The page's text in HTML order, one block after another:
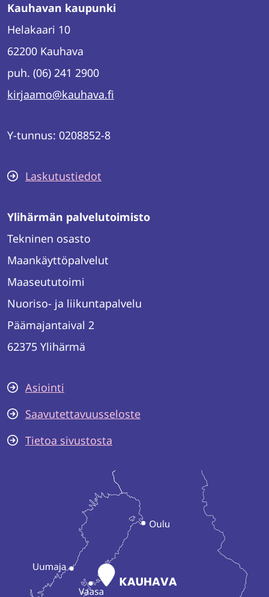
Kauhavan kaupunki
Helakaari 10
62200 Kauhava
puh. (06) 241 2900
kirjaamo@kauhava.fi
Y-tunnus: 0208852-8
Laskutustiedot
Ylihärmän palvelutoimisto
Tekninen osasto
Maankäyttöpalvelut
Maaseututoimi
Nuoriso- ja liikuntapalvelu
Päämajantaival 2
62375 Ylihärmä
Asiointi
Saavutettavuusseloste
Tietoa sivustosta